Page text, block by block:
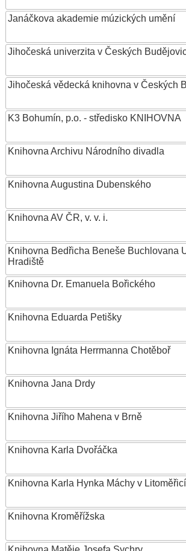
Janáčkova akademie múzických umění
Jihočeská univerzita v Českých
Jihočeská vědecká knihovna v Českých
K3 Bohumín, p.o. - středisko KNIHOVNA
Knihovna Archivu Národního divadla
Knihovna Augustina Dubenského
Knihovna AV ČR, v. v. i.
Knihovna Bedřicha Beneše Buchlovana
Hradiště
Knihovna Dr. Emanuela Bořického
Knihovna Eduarda Petišky
Knihovna Ignáta Herrmanna Chotěboř
Knihovna Jana Drdy
Knihovna Jiřího Mahena v Brně
Knihovna Karla Dvořáčka
Knihovna Karla Hynka Máchy v
Knihovna Kroměřížska